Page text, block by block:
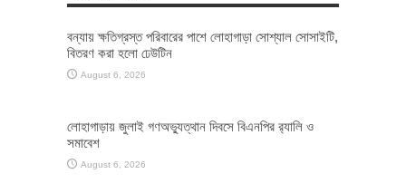
বন্যায় ক্ষতিগ্রস্ত পরিবারের পাশে লোহাগাড়া সোশ্যাল সোসাইটি,
বিতরণ করা হলো ঢেউটিন
August 6, 2026
লোহাগাড়ায় জুলাই গণঅভ্যুত্থান দিবসে বিএনপির র‌্যালি ও
সমাবেশ
August 6, 2026